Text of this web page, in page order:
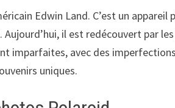
Edwin Land. C’est un
il est redécouvert par
imparfaites, avec des
uniques.